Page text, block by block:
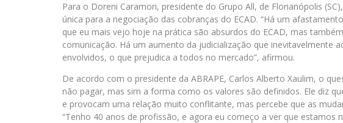
Para o Doreni Caramori, presidente do Grupo All, de Florianópolis
única para a negociação das cobranças do ECAD. “Há um
que eu mais vejo hoje na prática são absurdos do ECAD, mas
comunicação. Há um aumento da judicialização que inevitavelmente
envolvidos, o que prejudica a todos no mercado”, afirmou.
De acordo com o presidente da ABRAPE, Carlos Alberto Xaulim, o
não pagar, mas sim a forma como os valores são definidos. Ele diz
e provocam uma relação muito conflitante, mas percebe que as
“Tenho 40 anos de profissão, e agora eu começo a ver que estamos